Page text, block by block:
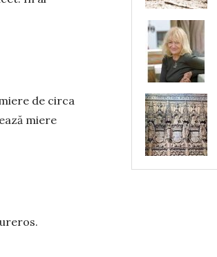
de circa
miere